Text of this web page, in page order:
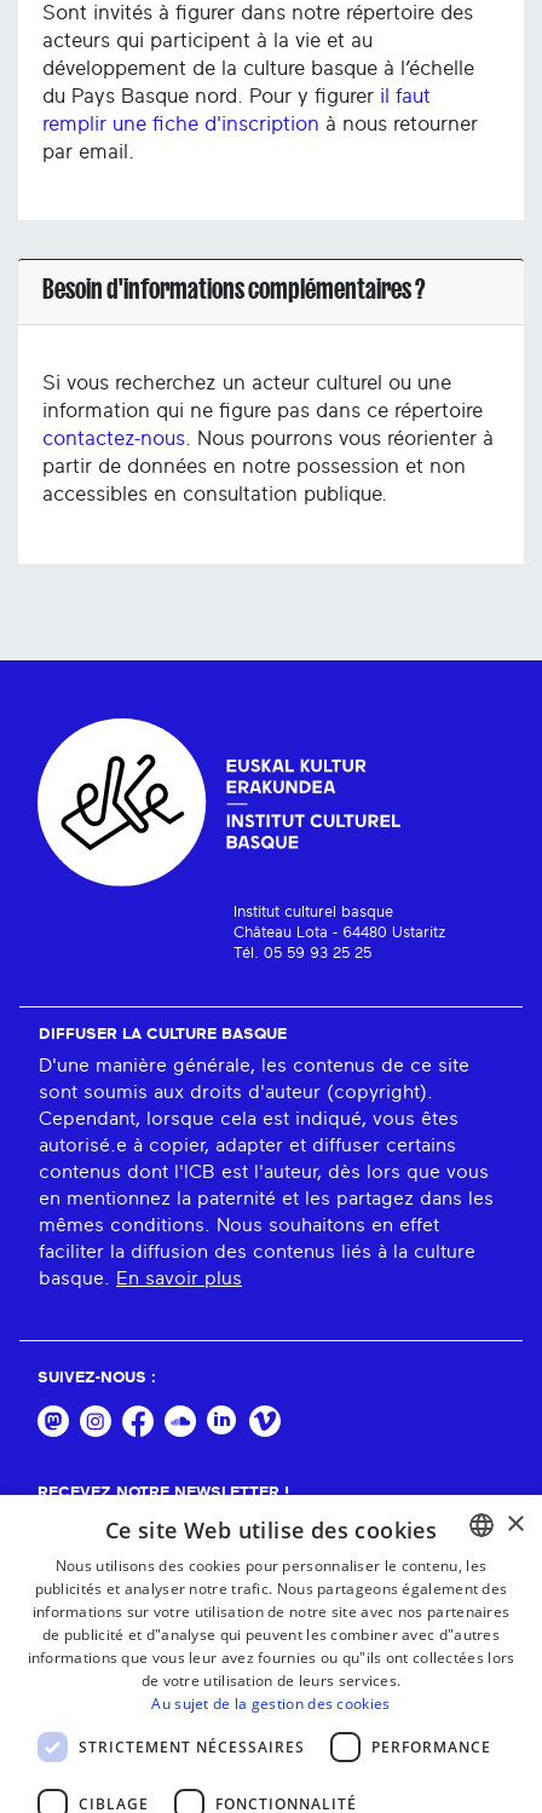
Sont invités à figurer dans notre répertoire des
acteurs qui participent à la vie et au
développement de la culture basque à l’échelle
du Pays Basque nord. Pour y figurer il faut
remplir une fiche d'inscription à nous retourner
par email.
Besoin d'informations complémentaires ?
Si vous recherchez un acteur culturel ou une
information qui ne figure pas dans ce répertoire
contactez-nous . Nous pourrons vous réorienter à
partir de données en notre possession et non
accessibles en consultation publique.
Institut culturel basque
Château Lota - 64480 Ustaritz
Tél. 05 59 93 25 25
DIFFUSER LA CULTURE BASQUE
D'une manière générale, les contenus de ce site
sont soumis aux droits d'auteur (copyright).
Cependant, lorsque cela est indiqué, vous êtes
autorisé.e à copier, adapter et diffuser certains
contenus dont l'ICB est l'auteur, dès lors que vous
en mentionnez la paternité et les partagez dans les
mêmes conditions. Nous souhaitons en effet
faciliter la diffusion des contenus liés à la culture
basque.
En savoir plus
SUIVEZ-NOUS :
RECEVEZ NOTRE NEWSLETTER !
BASQUE
FRENCH
×
Ce site Web utilise des cookies
Nous utilisons des cookies pour personnaliser le contenu, les
publicités et analyser notre trafic. Nous partageons également des
informations sur votre utilisation de notre site avec nos partenaires
de publicité et d"analyse qui peuvent les combiner avec d"autres
informations que vous leur avez fournies ou qu"ils ont collectées lors
de votre utilisation de leurs services.
Au sujet de la gestion des cookies
STRICTEMENT NÉCESSAIRES PERFORMANCE
CIBLAGE FONCTIONNALITÉ